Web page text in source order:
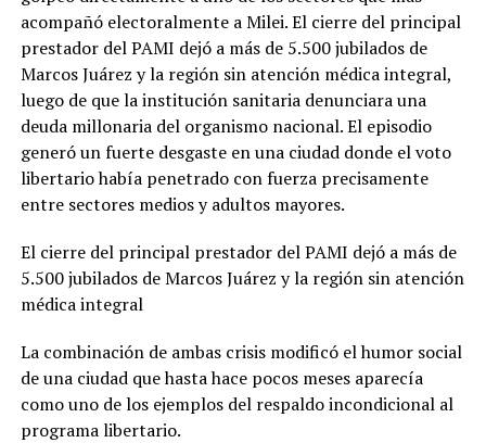
acompañó electoralmente a Milei. El cierre del principal
prestador del PAMI dejó a más de 5.500 jubilados de
Marcos Juárez y la región sin atención médica integral,
luego de que la institución sanitaria denunciara una
deuda millonaria del organismo nacional. El episodio
generó un fuerte desgaste en una ciudad donde el voto
libertario había penetrado con fuerza precisamente
entre sectores medios y adultos mayores.
El cierre del principal prestador del PAMI dejó a más de
5.500 jubilados de Marcos Juárez y la región sin atención
médica integral
La combinación de ambas crisis modificó el humor social
de una ciudad que hasta hace pocos meses aparecía
como uno de los ejemplos del respaldo incondicional al
programa libertario.